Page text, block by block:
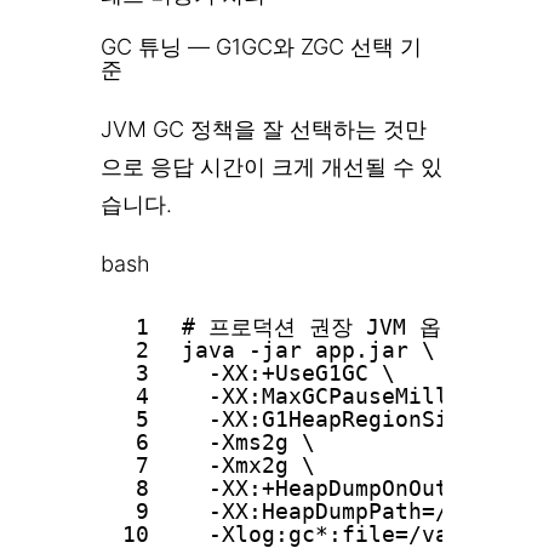
GC 튜닝 — G1GC와 ZGC 선택 기
준
JVM GC 정책을 잘 선택하는 것만
으로 응답 시간이 크게 개선될 수 있
습니다.
bash
1
2
3
4
5
6
7
8
9
10
# 프로덕션 권장 JVM 옵션
java -jar app.jar \
-XX:+UseG1GC \
-
-
-Xms2g \
-Xmx2g \
-
-XX:HeapDumpPath=/var/
-Xlog:gc*:file=/var/log/